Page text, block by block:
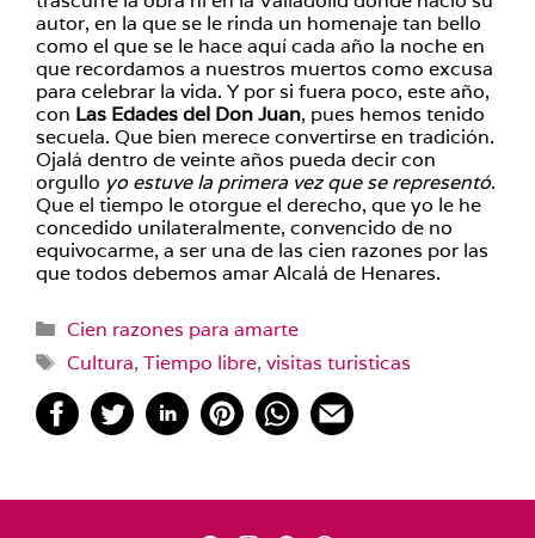
autor, en la que se le rinda un homenaje tan bello
como el que se le hace aquí cada año la noche en
que recordamos a nuestros muertos como excusa
para celebrar la vida. Y por si fuera poco, este año,
con Las Edades del Don Juan, pues hemos tenido
secuela. Que bien merece convertirse en tradición.
Ojalá dentro de veinte años pueda decir con
orgullo yo estuve la primera vez que se representó.
Que el tiempo le otorgue el derecho, que yo le he
concedido unilateralmente, convencido de no
equivocarme, a ser una de las cien razones por las
que todos debemos amar Alcalá de Henares.
Categorías
Cien razones para amarte
Etiquetas
Cultura, Tiempo libre, visitas turisticas